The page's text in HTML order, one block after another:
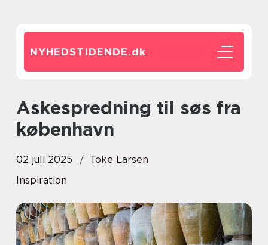
NYHEDSTIDENDE.dk
Askespredning til søs fra
københavn
02 juli 2025
Toke Larsen
Inspiration